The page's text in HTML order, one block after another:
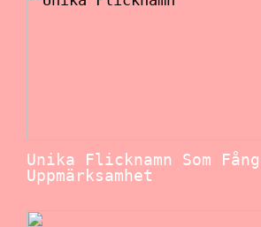
Unika Flicknamn Som
Uppmärksamhet